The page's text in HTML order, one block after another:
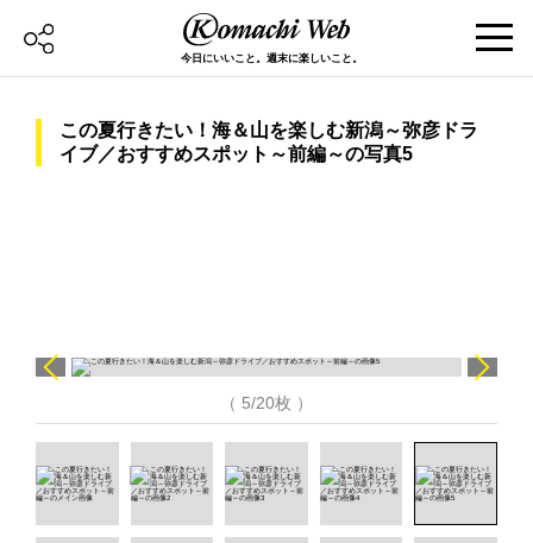
今日にいいこと。週末に楽しいこと。
この夏行きたい！海＆山を楽しむ新潟～弥彦ドラ
イブ／おすすめスポット～前編～の写真5
（ 5/20枚 ）